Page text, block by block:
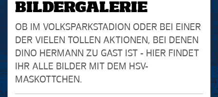
BILDERGALERIE
OB IM VOLKSPARKSTADION ODER BEI EINER
DER VIELEN TOLLEN AKTIONEN, BEI DENEN
DINO HERMANN ZU GAST IST - HIER FINDET
IHR ALLE BILDER MIT DEM HSV-
MASKOTTCHEN.